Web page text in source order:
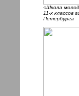
«Школа
11-х классов
Петербурга